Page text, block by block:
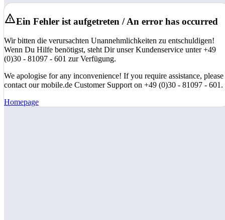
Ein Fehler ist aufgetreten / An error has occurred
Wir bitten die verursachten Unannehmlichkeiten zu entschuldigen!
Wenn Du Hilfe benötigst, steht Dir unser Kundenservice unter +49
(0)30 - 81097 - 601 zur Verfügung.
We apologise for any inconvenience! If you require assistance, please
contact our mobile.de Customer Support on +49 (0)30 - 81097 - 601.
Homepage